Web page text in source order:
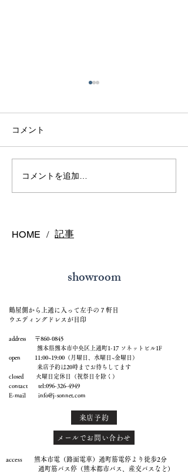
熊本で結婚指輪を選ぶ予
算はどれくらい？相場と
コメント
コメントを追加…
HOME / 記事
showroom
鶴屋側から上通に入って左手の７軒目
ウエディングドレスが目印
address 〒860-0845
熊本県熊本市中央区上通町1-17 ソネットビル1F
open 11:00~19:00（月曜日、水曜日~金曜日）
来店予約は20時までお待ちしてます
closed 火曜日定休日（祝祭日を除く）
contact tel:096-326-4949
E-mail info@j-sonnet.com
来店予約
メールでお問い合わせ
access 熊本市電（路面電車）通町筋電停より徒歩2分
通町筋バス停（熊本都市バス、産交バスなど）